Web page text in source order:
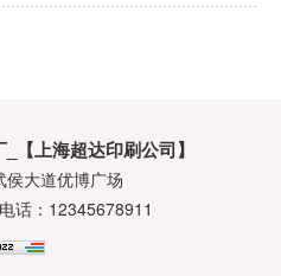
【上海超达印刷公司】
侯大道优博广场
电话：12345678911